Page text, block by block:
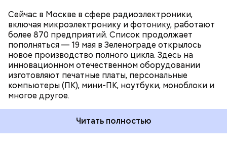
Сейчас в Москве в сфере радиоэлектроники,
включая микроэлектронику и фотонику, работают
более 870 предприятий. Список продолжает
пополняться — 19 мая в Зеленограде открылось
новое производство полного цикла. Здесь на
инновационном отечественном оборудовании
изготовляют печатные платы, персональные
компьютеры (ПК), мини-ПК, ноутбуки, моноблоки и
многое другое.
Читать полностью
стало особенно много после Отечественной войны
1812 года. В тот период они были такой же
неотъемлемой частью городской жизни, как и
скоморохи до них. Монотонные и печальные звуки
шарманки можно было услышать в самых
оживленных местах города: на Арбате, Тверской,
Пресне и в Хамовниках. Вокруг них всегда
собирались толпы.
Речной вокзал, Ленинградское ш., 51